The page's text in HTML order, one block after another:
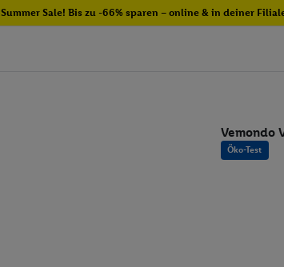
Summer Sale! Bis zu -66% sparen – online & in deiner
Vemondo
Öko-Test